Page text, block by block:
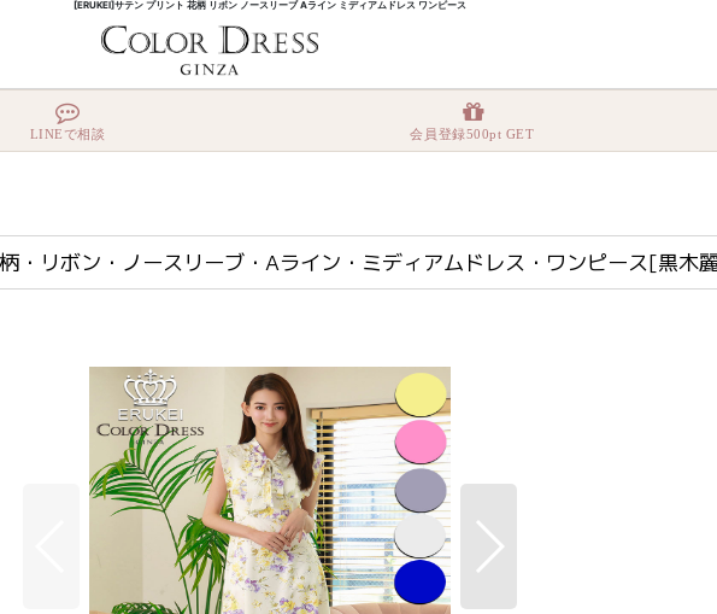
[ERUKEI]サテン プリント 花柄 リボン ノースリーブ Aライン ミディアムドレス ワンピース
LINEで相談 会員登録500pt GET
ボン・ノースリーブ・Aライン・ミディアムドレス・ワンピース[黒木麗奈着用][送料無料]
リボン・ノースリーブ・Aライン・ミディアムドレス・ワンピース[黒木